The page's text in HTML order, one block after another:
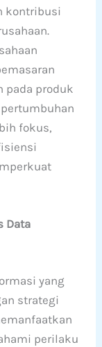
kontribusi
pada produk
fokus,
Data
yang
strategi
perilaku